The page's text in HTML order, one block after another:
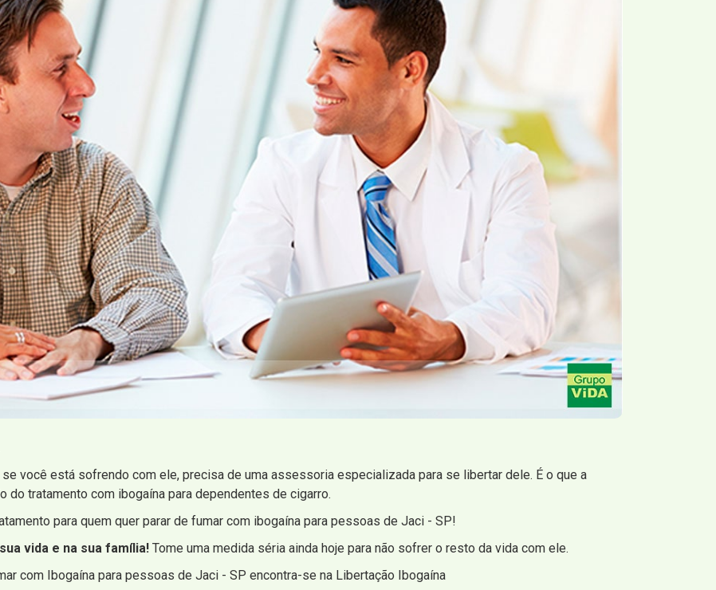
você está sofrendo com ele, precisa de uma assessoria especializada para se libertar dele. É o que a
tratamento com ibogaína para dependentes de cigarro.
para quem quer parar de fumar com ibogaína para pessoas de Jaci - SP!
vida e na sua família! Tome uma medida séria ainda hoje para não sofrer o resto da vida com ele.
com Ibogaína para pessoas de Jaci - SP encontra-se na Libertação Ibogaína